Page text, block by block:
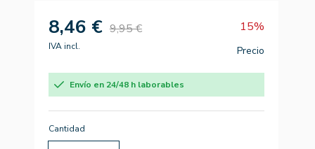
8,46 € 9,95 € 15%
IVA incl. Precio
Envío en 24/48 h laborables
Cantidad